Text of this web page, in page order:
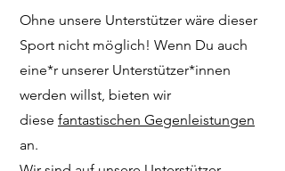
Ohne unsere Unterstützer wäre dieser
Sport nicht möglich! Wenn Du auch
eine*r unserer Unterstützer*innen
werden willst, bieten wir
diese fantastischen Gegenleistungen
an.